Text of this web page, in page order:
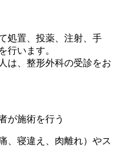
処置、投薬、注射、手
行います。
は、整形外科の受診をお
が施術を行う
、寝違え、肉離れ）やス